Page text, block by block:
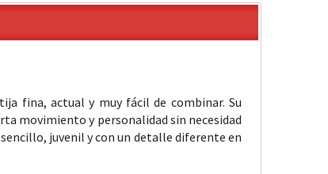
fina, actual y muy fácil de combinar. Su
movimiento y personalidad sin necesidad
juvenil y con un detalle diferente en